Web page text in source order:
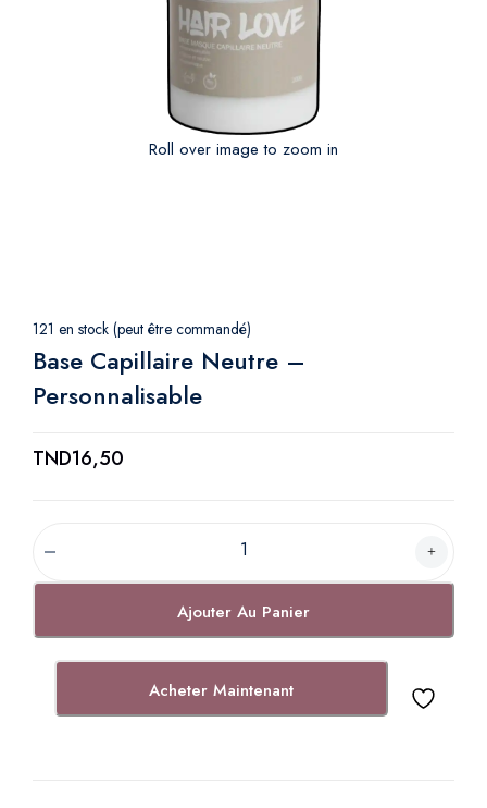
Roll over image to zoom in
121 en stock (peut être commandé)
Base Capillaire Neutre –
Personnalisable
TND16,50
s
e
C
p
Ajouter Au Panier
Acheter Maintenant